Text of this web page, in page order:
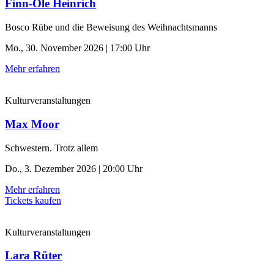
Finn-Ole Heinrich
Bosco Rübe und die Beweisung des Weihnachtsmanns
Mo., 30. November 2026 | 17:00 Uhr
Mehr erfahren
Kulturveranstaltungen
Max Moor
Schwestern. Trotz allem
Do., 3. Dezember 2026 | 20:00 Uhr
Mehr erfahren
Tickets kaufen
Kulturveranstaltungen
Lara Rüter